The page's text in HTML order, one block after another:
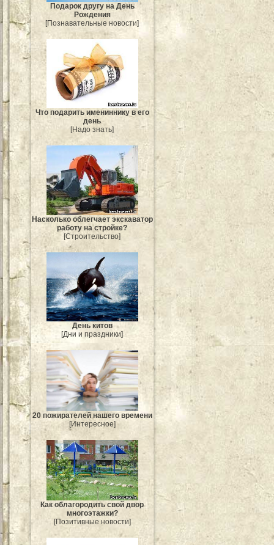
Подарок другу на День
Рождения
[Познавательные новости]
Что подарить имениннику в его
день
[Надо знать]
Насколько облегчает экскаватор
работу на стройке?
[Строительство]
День китов
[Дни и праздники]
20 пожирателей нашего времени
[Интересное]
Как облагородить свой двор
многоэтажки?
[Позитивные новости]